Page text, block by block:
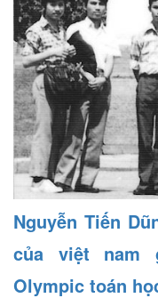
Nguyễn Tiến
của việt nam
Olympic toán